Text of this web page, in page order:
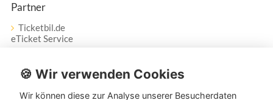
Partner
Ticketbil.de
eTicket Service
Vertrag widerrufen
🍪 Wir verwenden Cookies
Wir können diese zur Analyse unserer Besucherdaten